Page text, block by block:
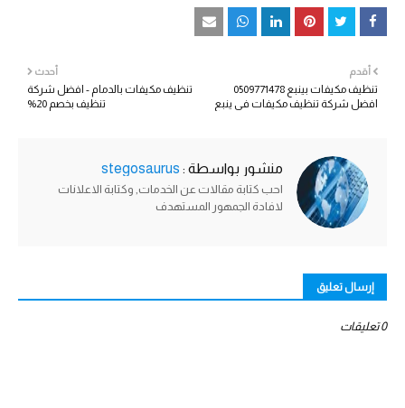
أحدث
تنظيف مكيفات بالدمام - افضل شركة
تنظيف بخصم 20%
أقدم
تنظيف مكيفات بينبع 0509771478
افضل شركة تنظيف مكيفات في ينبع
منشور بواسطة :
احب كتابة مقالات عن الخدمات, وكتابة الاعلانات
لافادة الجمهور المستهدف
إرسال تعليق
0 تعليقات